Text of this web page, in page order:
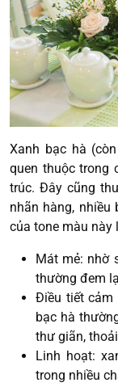
Xanh bạc hà
quen thuộc trong
trúc. Đây cũng
nhãn hàng, nhiều
của tone màu này
Mát mẻ: nhờ
thường đem
Điều tiết cảm
bạc hà
thư giãn,
Linh hoạt:
trong nhiều